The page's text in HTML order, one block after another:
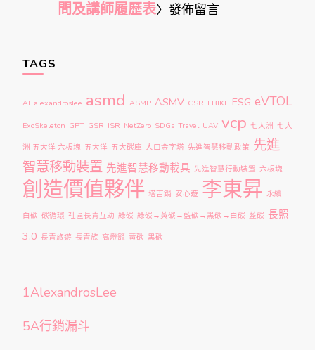
問及講師履歷表〉發佈留言
TAGS
AI alexandroslee asmd ASMP ASMV CSR EBIKE ESG eVTOL
ExoSkeleton GPT GSR ISR NetZero SDGs Travel UAV vcp 七大洲 七大
洲 五大洋 六板塊 五大洋 五大碳庫 人口金字塔 先進智慧移動政策 先進
智慧移動裝置 先進智慧移動載具 先進智慧行動裝置 六板塊
創造價值夥伴 塔吉鍋 安心遊 李東昇 永續
白碳 碳循環 社區長青互助 綠碳 綠碳→黃碳→藍碳→黑碳→白碳 藍碳 長照
3.0 長青旅遊 長青族 高燈籠 黃碳 黑碳
1AlexandrosLee
5A行銷漏斗